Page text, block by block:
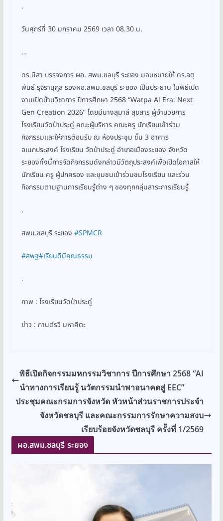
.
วันศุกร์ที่ 30 มกราคม 2569 เวลา 08.30 น.
…
ดร.นิสา บรรจงการ ผอ. สพม.ชลบุรี ระยอง มอบหมายให้ ดร.จตุ
พันธ์ รุจิรานุกูล รองผอ.สพม.ชลบุรี ระยอง เป็นประธาน ในพิิธีเปิด
งานเปิดบ้านวิชาการ ปีการศึกษา 2568 “Watpa Al Era: Next
Gen Creation 2026” โดยมีนางสุมาลี สุขสาร ผู้อำนวยการ
โรงเรียนวัดป่าประดู่ คณะผู้บริหาร คณะครู นักเรียนเข้าร่วม
กิจกรรมและให้การต้อนรับ ณ ห้องประชุม ชั้น 3 อาคาร
อเนกประสงค์ โรงเรียน วัดป่าประดู่ อำเภอเมืองระยอง จังหวัด
ระยองทั้งนี้การจัดกิจกรรมดังกล่าวมีวัตถุประสงค์เพื่อเปิดโอกาสให้
นักเรียน ครู ผู้ปกครอง และชุมชนเข้าร่วมชมโรงเรียน และร่วม
กิจกรรมตามฐานการเรียนรู้ต่าง ๆ ของทุกกลุ่มสาระการเรียนรู้
.
สพม.ชลบุรี ระยอง #SPMCR
#สพฐ#เรียนดีมีคุณธรรม
.
ภาพ : โรงเรียนวัดป่าประดู่
ข่าว : กานต์รวี มหาคีตะ
พิธีเปิดกิจกรรมมหกรรมวิชาการ ปีการศึกษา 2568 “AI
นำทางการเรียนรู้ นวัตกรรมนำพาอนาคตสู่ EEC”
ประชุมคณะกรมการจังหวัด หัวหน้าส่วนราชการประจำ
จังหวัดชลบุรี และคณะกรรมการรักษาความสงบ
เรียบร้อยจังหวัดชลบุรี ครั้งที่ 1/2569
ผอ.สพม.ชลบุรี ระยอง